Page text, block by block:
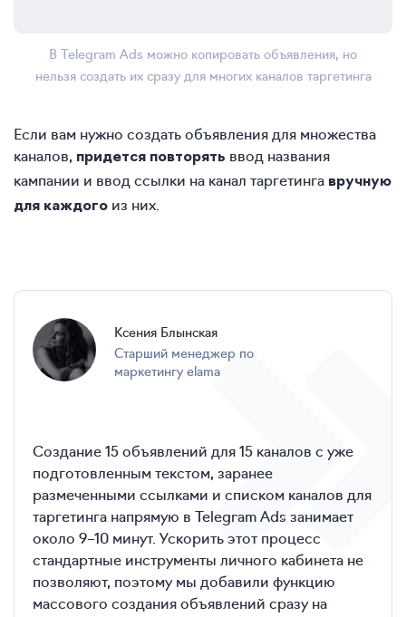
В Telegram Ads можно копировать объявления, но
нельзя создать их сразу для многих каналов таргетинга
Если вам нужно создать объявления для множества
каналов, придется повторять ввод названия
кампании и ввод ссылки на канал таргетинга вручную
для каждого из них.
Ксения Блынская
Старший менеджер по
маркетингу elama
Создание 15 объявлений для 15 каналов с уже
подготовленным текстом, заранее
размеченными ссылками и списком каналов для
таргетинга напрямую в Telegram Ads занимает
около 9–10 минут. Ускорить этот процесс
стандартные инструменты личного кабинета не
позволяют, поэтому мы добавили функцию
массового создания объявлений сразу на